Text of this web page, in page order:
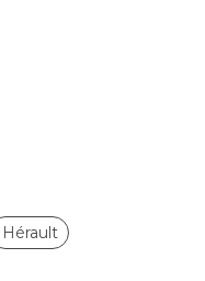
Hérault